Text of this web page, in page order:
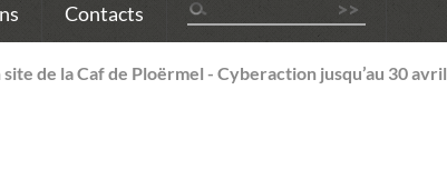
Contacts
site de la Caf de Ploërmel - Cyberaction jusqu’au 30 avril